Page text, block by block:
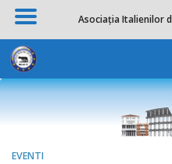
Salta al contenuto
EVENTI
Asociația Italienilor